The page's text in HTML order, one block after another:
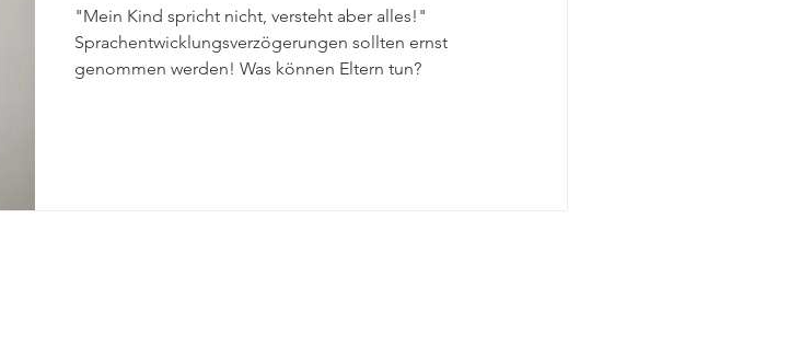
"Mein Kind spricht nicht, versteht aber alles!"
Sprachentwicklungsverzögerungen sollten ernst
genommen werden! Was können Eltern tun?